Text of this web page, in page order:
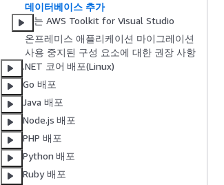
데이터베이스 추가
는 AWS Toolkit for Visual Studio
온프레미스 애플리케이션 마이그레이션
사용 중지된 구성 요소에 대한 권장 사항
.NET 코어 배포(Linux)
Go 배포
Java 배포
Node.js 배포
PHP 배포
Python 배포
Ruby 배포